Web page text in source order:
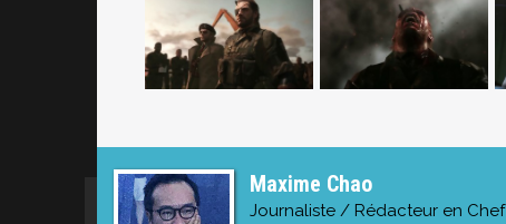
Maxime Chao
Journaliste / Rédacteur en Chef